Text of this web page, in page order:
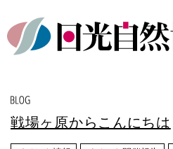
戦場ヶ原からこんにちは